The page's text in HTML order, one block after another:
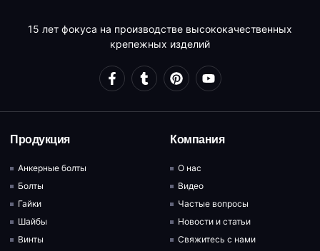
15 лет фокуса на производстве высококачественных
крепежных изделий
Продукция
Анкерные болты
Болты
Гайки
Шайбы
Винты
Компания
О нас
Видео
Частые вопросы
Новости и статьи
Свяжитесь с нами